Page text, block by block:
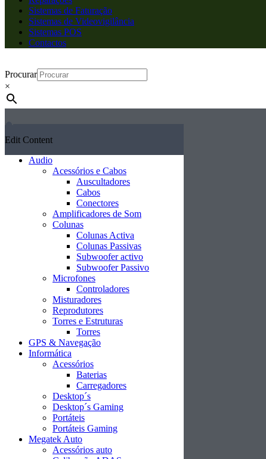
Sistemas de Faturação
Sistemas de Videovigilância
Sistemas POS
Contactos
Procurar
×
Edit Content
Audio
Acessórios e Cabos
Auscultadores
Cabos
Conectores
Amplificadores de Som
Colunas
Colunas Activa
Colunas Passivas
Subwoofer activo
Subwoofer Passivo
Microfones
Controladores
Misturadores
Reprodutores
Torres e Estruturas
Torres
GPS & Navegação
Informática
Acessórios
Baterias
Carregadores
Desktop´s
Desktop´s Gaming
Portáteis
Portáteis Gaming
Megatek Auto
Acessórios auto